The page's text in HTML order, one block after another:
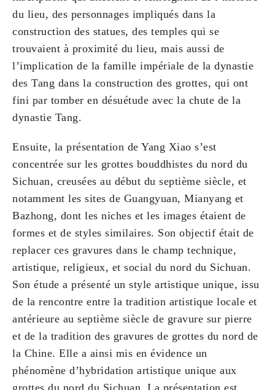
du lieu, des personnages impliqués dans la
construction des statues, des temples qui se
trouvaient à proximité du lieu, mais aussi de
l’implication de la famille impériale de la dynastie
des Tang dans la construction des grottes, qui ont
fini par tomber en désuétude avec la chute de la
dynastie Tang.
Ensuite, la présentation de Yang Xiao s’est
concentrée sur les grottes bouddhistes du nord du
Sichuan, creusées au début du septième siècle, et
notamment les sites de Guangyuan, Mianyang et
Bazhong, dont les niches et les images étaient de
formes et de styles similaires. Son objectif était de
replacer ces gravures dans le champ technique,
artistique, religieux, et social du nord du Sichuan.
Son étude a présenté un style artistique unique, issu
de la rencontre entre la tradition artistique locale et
antérieure au septième siècle de gravure sur pierre
et de la tradition des gravures de grottes du nord de
la Chine. Elle a ainsi mis en évidence un
phénomène d’hybridation artistique unique aux
grottes du nord du Sichuan. La présentation est